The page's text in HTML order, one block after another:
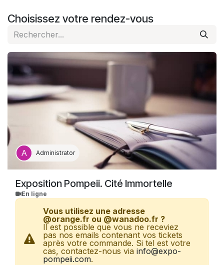
Choisissez votre rendez-vous
Administrator
Exposition Pompeii. Cité Immortelle
En ligne
Vous utilisez une adresse
@orange.fr ou @wanadoo.fr ?
Il est possible que vous ne receviez
pas nos emails contenant vos tickets
après votre commande. Si tel est votre
cas, contactez-nous via info@expo-
pompeii.com.